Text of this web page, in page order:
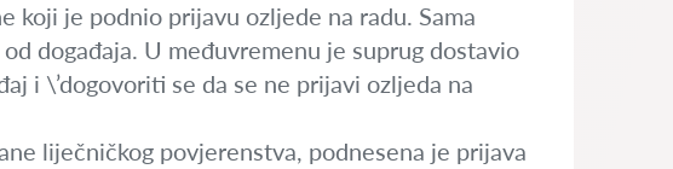
koji je podnio prijavu ozljede na radu. Sama
događaja. U međuvremenu je suprug dostavio
i \’dogovoriti se da se ne prijavi ozljeda na
liječničkog povjerenstva, podnesena je prijava